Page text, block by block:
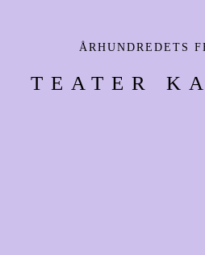
ÅRHUNDREDETS
TEATER